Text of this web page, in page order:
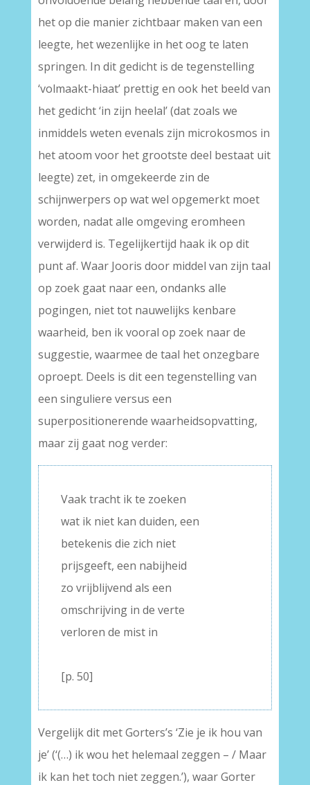
het op die manier zichtbaar maken van een
leegte, het wezenlijke in het oog te laten
springen. In dit gedicht is de tegenstelling
‘volmaakt-hiaat’ prettig en ook het beeld van
het gedicht ‘in zijn heelal’ (dat zoals we
inmiddels weten evenals zijn microkosmos in
het atoom voor het grootste deel bestaat uit
leegte) zet, in omgekeerde zin de
schijnwerpers op wat wel opgemerkt moet
worden, nadat alle omgeving eromheen
verwijderd is. Tegelijkertijd haak ik op dit
punt af. Waar Jooris door middel van zijn taal
op zoek gaat naar een, ondanks alle
pogingen, niet tot nauwelijks kenbare
waarheid, ben ik vooral op zoek naar de
suggestie, waarmee de taal het onzegbare
oproept. Deels is dit een tegenstelling van
een singuliere versus een
superpositionerende waarheidsopvatting,
maar zij gaat nog verder:
Vaak tracht ik te zoeken
wat ik niet kan duiden, een
betekenis die zich niet
prijsgeeft, een nabijheid
zo vrijblijvend als een
omschrijving in de verte
verloren de mist in
[p. 50]
Vergelijk dit met Gorters’s ‘Zie je ik hou van
je’ (‘(…) ik wou het helemaal zeggen – / Maar
ik kan het toch niet zeggen.’), waar Gorter